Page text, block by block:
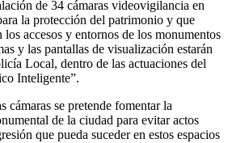
de 34 cámaras videovigilancia en
la protección del patrimonio y que
los accesos y entornos de los monumentos
y las pantallas de visualización estarán
Local, dentro de las actuaciones del
Inteligente”.
cámaras se pretende fomentar la
de la ciudad para evitar actos
que pueda suceder en estos espacios